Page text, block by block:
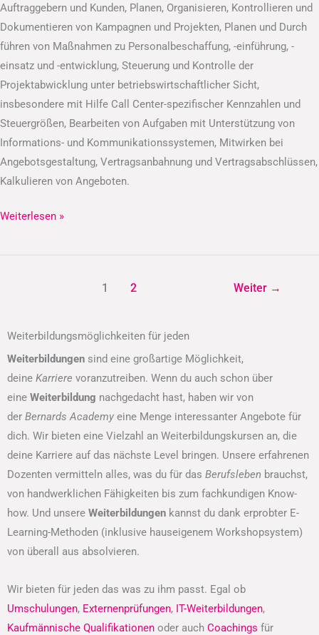
Auftraggebern und Kunden, Planen, Organisieren, Kontrollieren und
Dokumentieren von Kampagnen und Projekten, Planen und Durch
führen von Maßnahmen zu Personalbeschaffung, -einführung, -
einsatz und -entwicklung, Steuerung und Kontrolle der
Projektabwicklung unter betriebswirtschaftlicher Sicht,
insbesondere mit Hilfe Call Center-spezifischer Kennzahlen und
Steuergrößen, Bearbeiten von Aufgaben mit Unterstützung von
Informations- und Kommunikationssystemen, Mitwirken bei
Angebotsgestaltung, Vertragsanbahnung und Vertragsabschlüssen,
Kalkulieren von Angeboten.
Weiterlesen »
1 2 Weiter →
Weiterbildungsmöglichkeiten für jeden
Weiterbildungen sind eine großartige Möglichkeit,
deine Karriere voranzutreiben. Wenn du auch schon über
eine Weiterbildung nachgedacht hast, haben wir von
der Bernards Academy eine Menge interessanter Angebote für
dich. Wir bieten eine Vielzahl an Weiterbildungskursen an, die
deine Karriere auf das nächste Level bringen. Unsere erfahrenen
Dozenten vermitteln alles, was du für das Berufsleben brauchst,
von handwerklichen Fähigkeiten bis zum fachkundigen Know-
how. Und unsere Weiterbildungen kannst du dank erprobter E-
Learning-Methoden (inklusive hauseigenem Workshopsystem)
von überall aus absolvieren.
Wir bieten für jeden das was zu ihm passt. Egal ob
Umschulungen, Externenprüfungen, IT-Weiterbildungen,
Kaufmännische Qualifikationen oder auch Coachings für